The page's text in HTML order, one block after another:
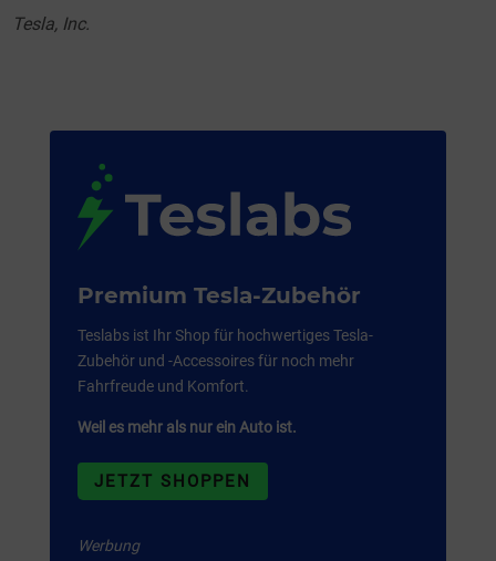
Tesla, Inc.
Premium Tesla-Zubehör
Teslabs ist Ihr Shop für hochwertiges Tesla-
Zubehör und -Accessoires für noch mehr
Fahrfreude und Komfort.
Weil es mehr als nur ein Auto ist.
JETZT SHOPPEN
Werbung